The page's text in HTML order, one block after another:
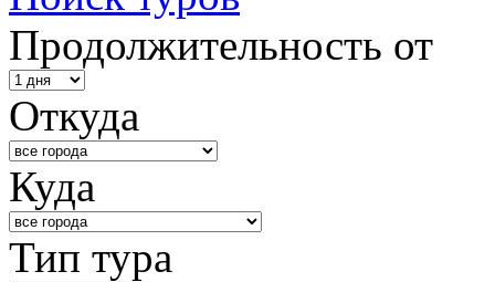
Продолжительность от
Откуда
Куда
Тип тура